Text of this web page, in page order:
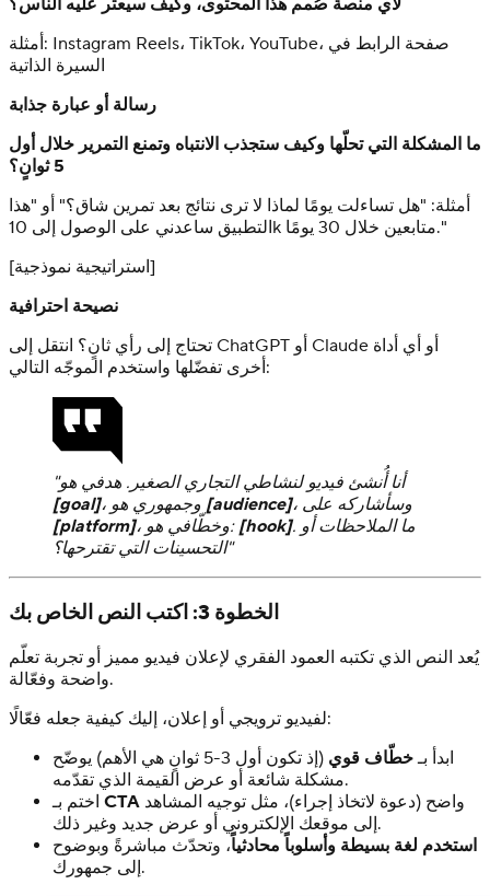
لأي منصة صُمم هذا المحتوى، وكيف سيعثر عليه الناس؟
أمثلة: Instagram Reels، TikTok، YouTube، صفحة الرابط في
السيرة الذاتية
رسالة أو عبارة جذابة
ما المشكلة التي تحلّها وكيف ستجذب الانتباه وتمنع التمرير خلال أول
5 ثوانٍ؟
أمثلة: "هل تساءلت يومًا لماذا لا ترى نتائج بعد تمرين شاق؟" أو "هذا
التطبيق ساعدني على الوصول إلى 10k متابعين خلال 30 يومًا."
[استراتيجية نموذجية]
نصيحة احترافية
تحتاج إلى رأي ثانٍ؟ انتقل إلى ChatGPT أو Claude أو أي أداة
أخرى تفضّلها واستخدم الموجّه التالي:
"أنا أُنشئ فيديو لنشاطي التجاري الصغير. هدفي هو
[goal]
[audience] ، وسأشاركه على
[platform]
، وخطّافي هو: [hook]. ما الملاحظات أو
التحسينات التي تقترحها؟"
الخطوة 3: اكتب النص الخاص بك
يُعد النص الذي تكتبه العمود الفقري لإعلان فيديو مميز أو تجربة تعلّم
واضحة وفعّالة.
لفيديو ترويجي أو إعلان، إليك كيفية جعله فعّالًا:
ابدأ بـخطّاف قوي
(إذ تكون أول 3-5 ثوانٍ هي الأهم) يوضّح
مشكلة شائعة أو عرض القيمة الذي تقدّمه.
CTA
إلى موقعك الإلكتروني أو عرض جديد وغير ذلك.
استخدم لغة بسيطة وأسلوباً محادثياً، وتحدّث مباشرةً وبوضوح
إلى جمهورك.